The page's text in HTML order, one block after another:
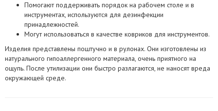
Помогают поддерживать порядок на рабочем столе и в
инструментах, используются для дезинфекции
принадлежностей.
Могут использоваться в качестве ковриков для инструментов.
Изделия представлены поштучно и в рулонах. Они изготовлены из
натурального гипоаллергенного материала, очень приятного на
ощупь. После утилизации они быстро разлагаются, не наносят вреда
окружающей среде.